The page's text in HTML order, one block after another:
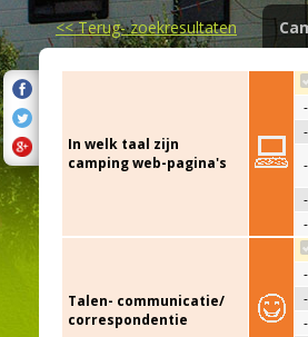
<<Terug- zoekresultaten
In welk taal zijn
camping web-pagina's
-
-
-
-
-
Talen- communicatie/
correspondentie
-
-
-